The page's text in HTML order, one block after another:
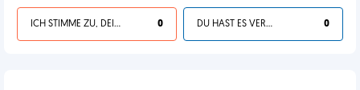
ICH STIMME ZU, DEIN LEBEN IST SCHEISSE 0 DU HAST ES VERDIENT 0